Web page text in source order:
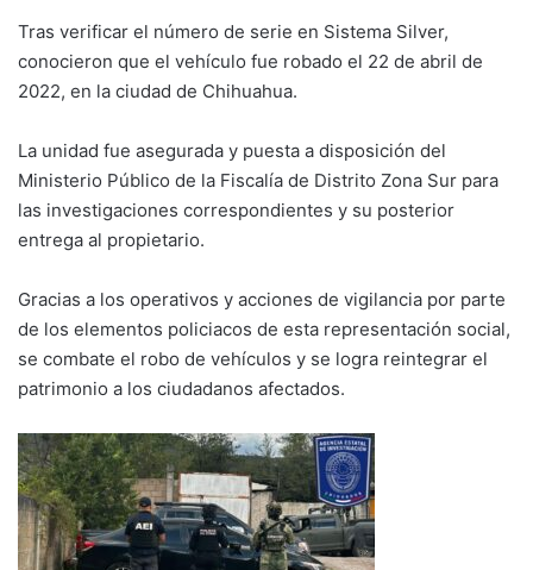
Tras verificar el número de serie en Sistema Silver,
conocieron que el vehículo fue robado el 22 de abril de
2022, en la ciudad de Chihuahua.
La unidad fue asegurada y puesta a disposición del
Ministerio Público de la Fiscalía de Distrito Zona Sur para
las investigaciones correspondientes y su posterior
entrega al propietario.
Gracias a los operativos y acciones de vigilancia por parte
de los elementos policiacos de esta representación social,
se combate el robo de vehículos y se logra reintegrar el
patrimonio a los ciudadanos afectados.